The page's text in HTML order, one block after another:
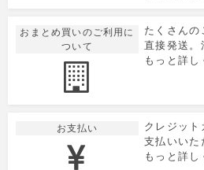
おまとめ買いのご利用に
ついて
たくさんの
直接発送。
もっと詳し
お支払い
クレジッ
支払いいた
もっと詳し